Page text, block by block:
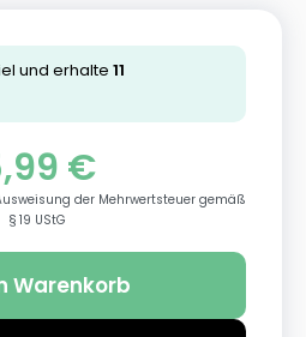
und erhalte 11
€
der Mehrwertsteuer gemäß
§ 19 UStG
Warenkorb